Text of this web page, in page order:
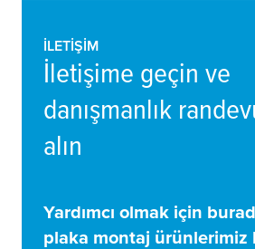
İLETIŞIM
İletişime geçin ve
danışmanlık
alın
Yardımcı olmak için
plaka montaj ürünlerimiz